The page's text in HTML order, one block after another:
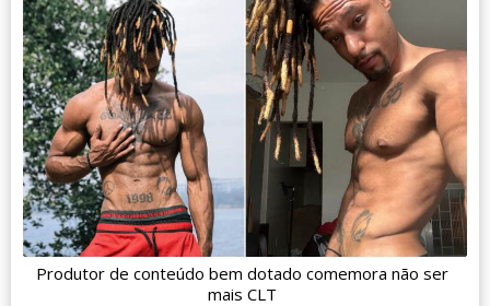
Produtor de conteúdo bem dotado comemora não ser
mais CLT